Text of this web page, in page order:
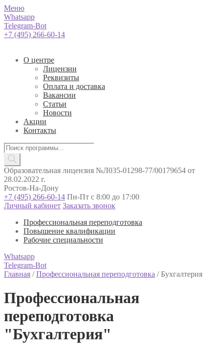
Меню
Whatsapp
Telegram-Bot
+7 (495) 266-60-14
О центре
Лицензии
Реквизиты
Оплата и доставка
Вакансии
Статьи
Новости
Акции
Контакты
Поиск
товаров
Образовательная лицензия №Л035-01298-77/00179654 от
28.02.2022 г.
Ростов-На-Дону
+7 (495) 266-60-14 Пн-Пт с 8:00 до 17:00
Личный кабинет Заказать звонок
Профессиональная переподготовка
Повышение квалификации
Рабочие специальности
Whatsapp
Telegram-Bot
Главная /Профессиональная переподготовка /Бухгалтерия
Профессиональная
переподготовка
"Бухгалтерия"